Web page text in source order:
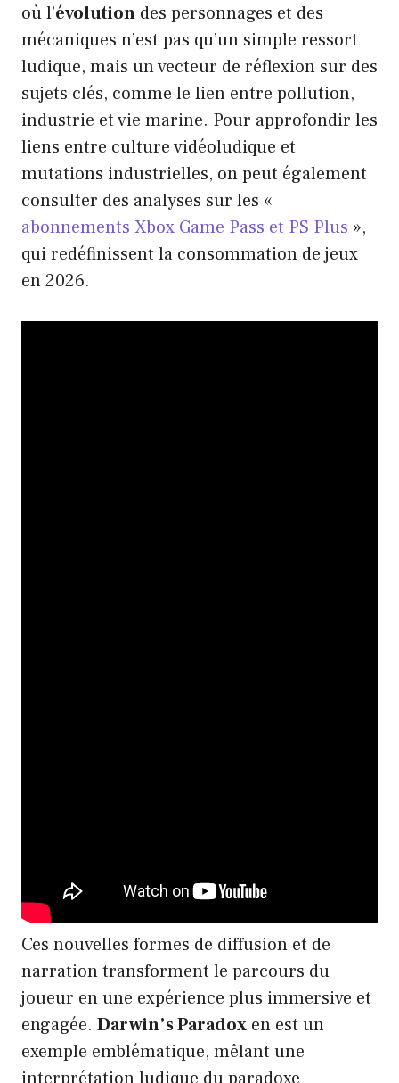
où l’évolution des personnages et des
mécaniques n’est pas qu’un simple ressort
ludique, mais un vecteur de réflexion sur des
sujets clés, comme le lien entre pollution,
industrie et vie marine. Pour approfondir les
liens entre culture vidéoludique et
mutations industrielles, on peut également
consulter des analyses sur les «
abonnements Xbox Game Pass et PS Plus »,
qui redéfinissent la consommation de jeux
en 2026.
Ces nouvelles formes de diffusion et de
narration transforment le parcours du
joueur en une expérience plus immersive et
engagée. Darwin’s Paradox en est un
exemple emblématique, mêlant une
interprétation ludique du paradoxe